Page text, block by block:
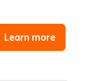
Learn more